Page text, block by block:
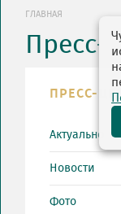
ГЛАВНАЯ
Пресс-
ПРЕСС-
Актуально
Новости
Фото